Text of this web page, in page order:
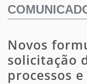
Novos
solicitação
processos